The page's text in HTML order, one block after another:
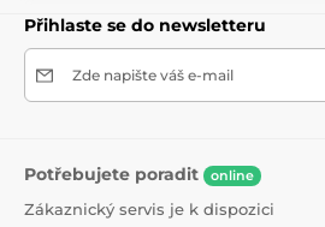
Přihlaste se do newsletteru
Zde napište váš e-mail
Potřebujete poradit online
Zákaznický servis je k dispozici